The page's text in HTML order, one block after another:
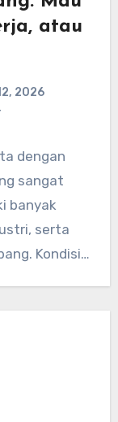
atau
2026
dengan
sangat
banyak
serta
Kondisi